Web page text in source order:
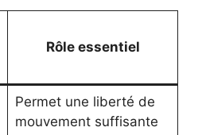
Rôle essentiel
Permet une liberté de
mouvement suffisante